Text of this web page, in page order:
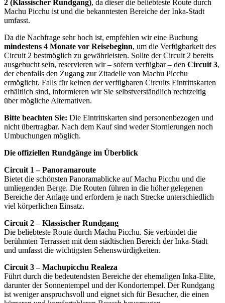
2 (Klassischer Rundgang), da dieser die beliebteste Route durch
Machu Picchu ist und die bekanntesten Bereiche der Inka-Stadt
umfasst.
Da die Nachfrage sehr hoch ist, empfehlen wir eine Buchung
mindestens 4 Monate vor Reisebeginn, um die Verfügbarkeit des
Circuit 2 bestmöglich zu gewährleisten. Sollte der Circuit 2 bereits
ausgebucht sein, reservieren wir – sofern verfügbar – den Circuit 3,
der ebenfalls den Zugang zur Zitadelle von Machu Picchu
ermöglicht. Falls für keinen der verfügbaren Circuits Eintrittskarten
erhältlich sind, informieren wir Sie selbstverständlich rechtzeitig
über mögliche Alternativen.
Bitte beachten Sie: Die Eintrittskarten sind personenbezogen und
nicht übertragbar. Nach dem Kauf sind weder Stornierungen noch
Umbuchungen möglich.
Die offiziellen Rundgänge im Überblick
Circuit 1 – Panoramaroute
Bietet die schönsten Panoramablicke auf Machu Picchu und die
umliegenden Berge. Die Routen führen in die höher gelegenen
Bereiche der Anlage und erfordern je nach Strecke unterschiedlich
viel körperlichen Einsatz.
Circuit 2 – Klassischer Rundgang
Die beliebteste Route durch Machu Picchu. Sie verbindet die
berühmten Terrassen mit dem städtischen Bereich der Inka-Stadt
und umfasst die wichtigsten Sehenswürdigkeiten.
Circuit 3 – Machupicchu Realeza
Führt durch die bedeutendsten Bereiche der ehemaligen Inka-Elite,
darunter der Sonnentempel und der Kondortempel. Der Rundgang
ist weniger anspruchsvoll und eignet sich für Besucher, die einen